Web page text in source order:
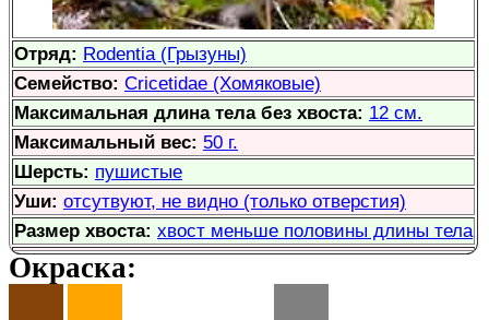
Отряд: Rodentia (Грызуны)
Семейство: Cricetidae (Хомяковые)
Максимальная длина тела без хвоста: 12 см.
Максимальный вес: 50 г.
Шерсть: пушистые
Уши: отсутвуют, не видно (только отверстия)
Размер хвоста: хвост меньше половины длины тела
Окраска: